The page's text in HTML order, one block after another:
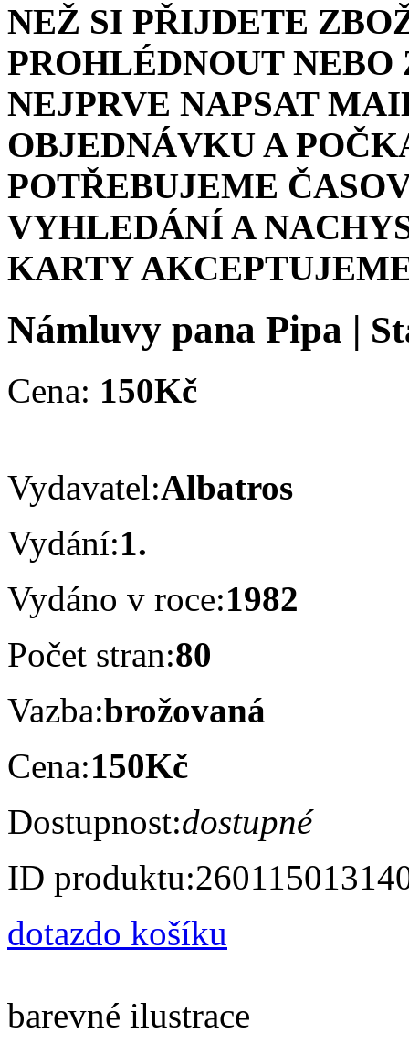
NEŽ SI PŘIJDETE
PROHLÉDNOUT
NEJPRVE NAPSAT
OBJEDNÁVKU A
POTŘEBUJEME
VYHLEDÁNÍ A
KARTY
Námluvy pana Pipa |
Cena: 150Kč
Vydavatel:Albatros
Vydání:1.
Vydáno v roce:1982
Počet stran:80
Vazba:brožovaná
Cena:150Kč
Dostupnost:dostupné
ID produktu:
dotazdo košíku
barevné ilustrace